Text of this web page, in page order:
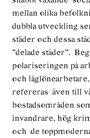
mellan olika
dubbla utveckling
städer och dessa
”delade städer”.
polariseringen på
och
refereras även till
bostadsområden
invandrare, hög
och de